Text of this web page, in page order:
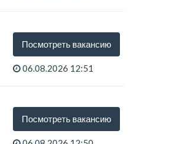
Посмотреть вакансию
06.08.2026 12:51
Посмотреть вакансию